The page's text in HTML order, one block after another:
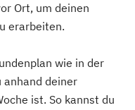
Ort, um deinen
erarbeiten.
wie in der
anhand deiner
ist. So kannst du